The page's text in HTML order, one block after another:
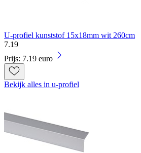
U-profiel kunststof 15x18mm wit 260cm
7.19
Prijs: 7.19 euro
Bekijk alles in u-profiel